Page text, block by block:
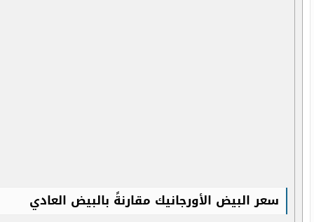
سعر البيض الأورجانيك مقارنةً بالبيض العادي